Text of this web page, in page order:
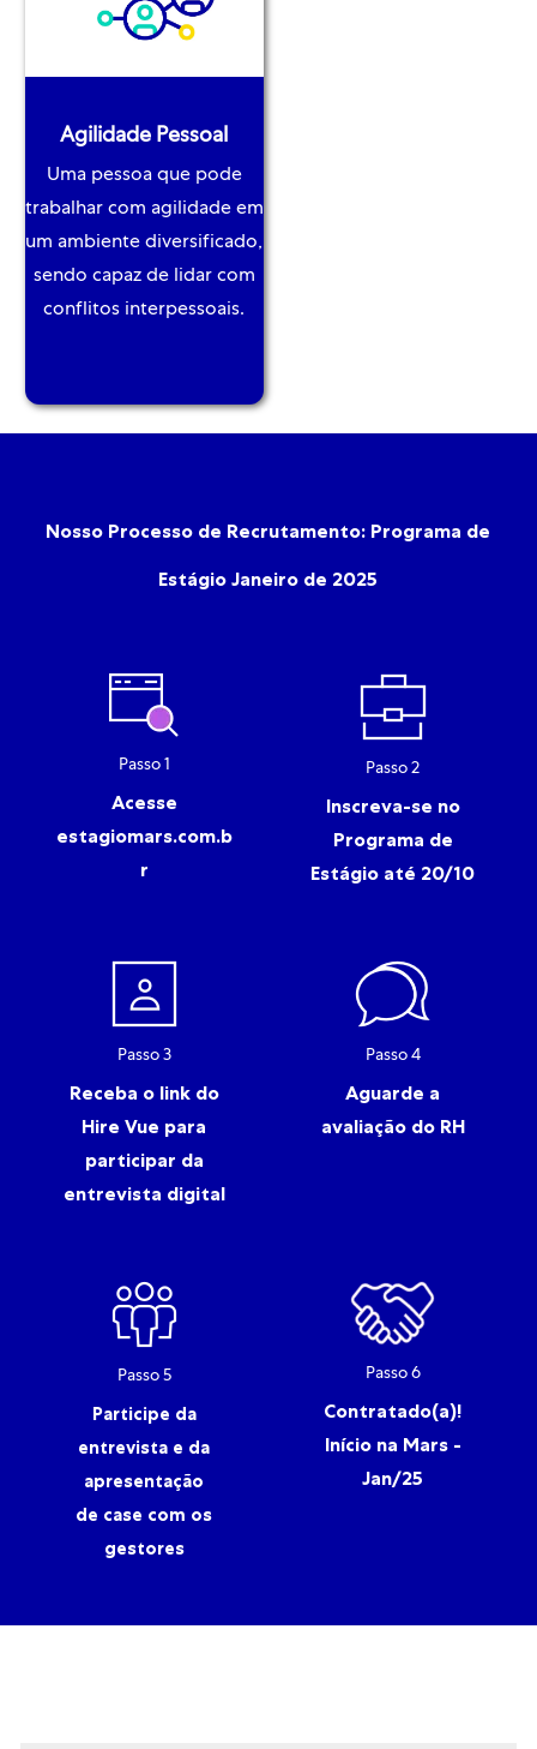
Agilidade Pessoal
Uma pessoa que pode
trabalhar com agilidade em
um ambiente diversificado,
sendo capaz de lidar com
conflitos interpessoais.
Nosso Processo de Recrutamento: Programa de
Estágio Janeiro de 2025
Passo 1
Acesse
estagiomars.com.b
r
Passo 2
Inscreva-se no
Programa de
Estágio até 20/10
Passo 3
Receba o link do
Hire Vue para
participar da
entrevista digital
Passo 4
Aguarde a
avaliação do RH
Passo 5
Participe da
entrevista e da
apresentação
de case com os
gestores
Passo 6
Contratado(a)!
Início na Mars -
Jan/25